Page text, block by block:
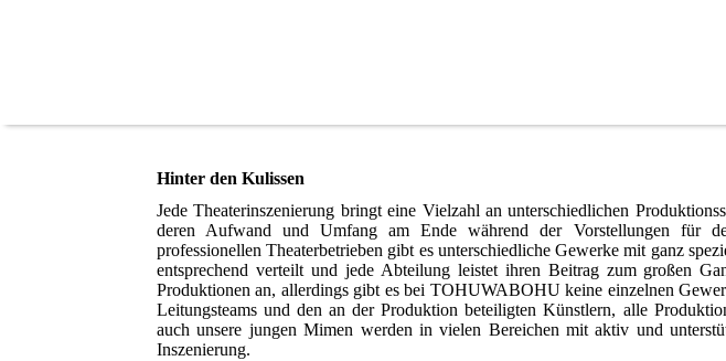
Hinter den Kulissen
Jede Theaterinszenierung bringt eine Vielzahl an unterschiedlichen
deren Aufwand und Umfang am Ende während der Vorstellungen für
professionellen Theaterbetrieben gibt es unterschiedliche Gewerke mit ganz
entsprechend verteilt und jede Abteilung leistet ihren Beitrag zum großen
Produktionen an, allerdings gibt es bei TOHUWABOHU keine einzelnen
Leitungsteams und den an der Produktion beteiligten Künstlern, alle
auch unsere jungen Mimen werden in vielen Bereichen mit aktiv und
Inszenierung.